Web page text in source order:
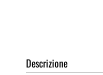
di
immagini
Descrizione